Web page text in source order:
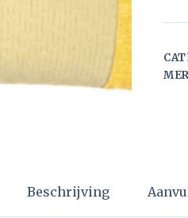
Beschrijving